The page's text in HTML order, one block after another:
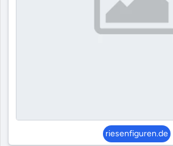
riesenfiguren.de